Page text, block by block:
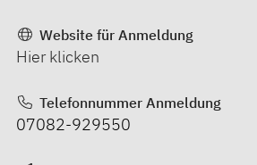
Website für Anmeldung
Hier klicken
Telefonnummer Anmeldung
07082-929550